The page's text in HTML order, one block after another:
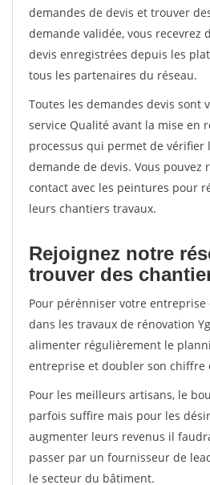
demandes de devis et trouver
demande validée, vous recevrez
devis enregistrées depuis les
tous les partenaires du réseau.
Toutes les demandes devis sont
service Qualité avant la mise en
processus qui permet de vérifier
demande de devis. Vous pouvez
contact avec les peintures pour
leurs chantiers travaux.
Rejoignez notre
trouver des
Pour pérénniser votre
dans les travaux de rénovation
alimenter régulièrement le
entreprise et doubler son chiffre
Pour les meilleurs artisans, le
parfois suffire mais pour les
augmenter leurs revenus il
passer par un fournisseur de
le secteur du bâtiment.